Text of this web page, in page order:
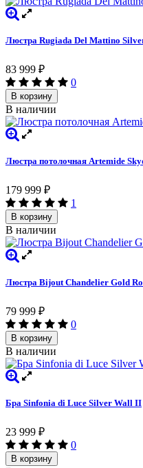
Люстра Rugiada Del Mattino
83 999 ₽
0
В корзину
В наличии
Люстра потолочная Artemide
179 999 ₽
1
В корзину
В наличии
Люстра Bijout Chandelier Gold
79 999 ₽
0
В корзину
В наличии
Бра Sinfonia di Luce Silver Wall II
23 999 ₽
0
В корзину